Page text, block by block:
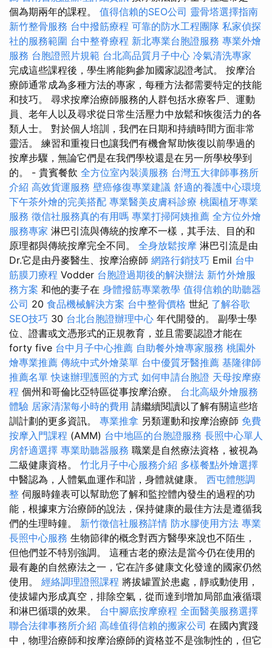
個為期兩年的課程。 值得信賴的SEO公司 靈骨塔選擇指南
新竹整骨服務 台中撥筋療程 可靠的防水工程團隊 私家偵探
社的服務範圍 台中整脊療程 新北專業台胞證服務 專業外燴
服務 台胞證照片規範 台北高品質月子中心 冷氣清洗專家
完成這些課程後，學生將能夠參加國家認證考試。 按摩治
療師通常成為多種方法的專家，每種方法都需要特定的技能
和技巧。 尋求按摩治療師服務的人群包括水療客戶、運動
員、老年人以及尋求從日常生活壓力中放鬆和恢復活力的各
類人士。 對於個人培訓，我們在日期和持續時間方面非常
靈活。 練習和重複日也讓我們有機會幫助恢復以前學過的
按摩步驟，無論它們是在我們學校還是在另一所學校學到
的。 - 貴賓餐飲 全方位室內裝潢服務 台灣五大律師事務所
介紹 高效貨運服務 壁癌修復專業建議 舒適的養護中心環境
下午茶外燴的完美搭配 專業醫美皮膚科診療 桃園植牙專業
服務 徵信社服務真的有用嗎 專業打掃阿姨推薦 全方位外燴
服務專家 淋巴引流與傳統的按摩不一樣，其手法、目的和
原理都與傳統按摩完全不同。 全身放鬆按摩 淋巴引流是由
Dr.它是由丹麥醫生、按摩治療師 網路行銷技巧 Emil 台中
筋膜刀療程 Vodder 台胞證過期後的解決辦法 新竹外燴服
務方案 和他的妻子在 身體撥筋專業教學 值得信賴的助聽器
公司 20 食品機械解決方案 台中整骨價格 世紀 了解谷歌
SEO技巧 30 台北台胞證辦理中心 年代開發的。 副學士學
位、證書或文憑形式的正規教育，並且需要認證才能在
forty five 台中月子中心推薦 自助餐外燴專家服務 桃園外
燴專業推薦 傳統中式外燴菜單 台中優質牙醫推薦 基隆律師
推薦名單 快速辦理護照的方式 如何申請台胞證 天母按摩療
程 個州和哥倫比亞特區從事按摩治療。 台北高級外燴服務
體驗 居家清潔每小時的費用 請繼續閱讀以了解有關這些培
訓計劃的更多資訊。 專業推拿 另類運動和按摩治療師 免費
按摩入門課程 (AMM) 台中地區的台胞證服務 長照中心單人
房舒適選擇 專業助聽器服務 職業是自然療法資格，被視為
二級健康資格。 竹北月子中心服務介紹 多樣餐點外燴選擇
中醫認為，人體氣血運作和諧，身體就健康。 西屯體態調
整 伺服時鐘表可以幫助您了解和監控體內發生的過程的功
能，根據東方治療師的說法，保持健康的最佳方法是遵循我
們的生理時鐘。 新竹徵信社服務詳情 防水膠使用方法 專業
長照中心服務 生物節律的概念對西方醫學來說也不陌生，
但他們並不特別強調。 這種古老的療法是當今仍在使用的
最有趣的自然療法之一，它在許多健康文化發達的國家仍然
使用。 經絡調理證照課程 將拔罐置於患處，靜或動使用，
使拔罐內形成真空，排除空氣，從而達到增加局部血液循環
和淋巴循環的效果。 台中腳底按摩療程 全面醫美服務選擇
聯合法律事務所介紹 高雄值得信賴的搬家公司 在國內實踐
中，物理治療師和按摩治療師的資格並不是強制性的，但它